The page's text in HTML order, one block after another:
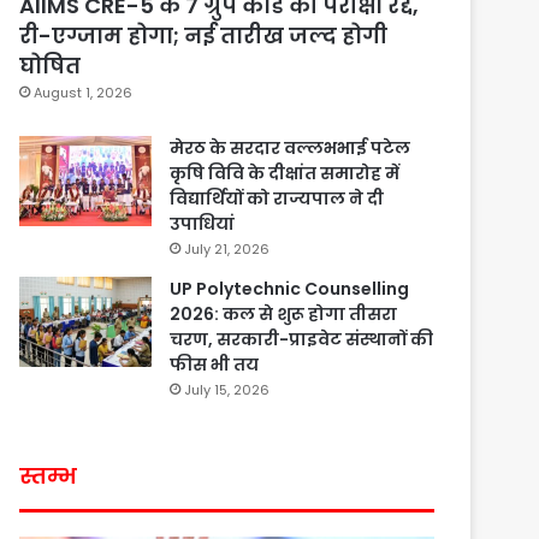
री-एग्जाम होगा; नई तारीख जल्द होगी
घोषित
August 1, 2026
मेरठ के सरदार वल्लभभाई पटेल
कृषि विवि के दीक्षांत समारोह में
विद्यार्थियों को राज्यपाल ने दी
उपाधियां
July 21, 2026
UP Polytechnic Counselling
2026: कल से शुरू होगा तीसरा
चरण, सरकारी-प्राइवेट संस्थानों की
फीस भी तय
July 15, 2026
स्तम्भ